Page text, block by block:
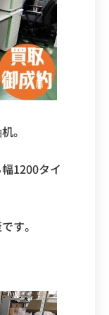
。
1200タイ
す。